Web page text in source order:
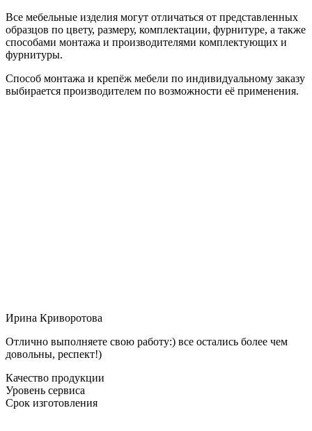
Все мебельные изделия могут отличаться от представленных
образцов по цвету, размеру, комплектации, фурнитуре, а также
способами монтажа и производителями комплектующих и
фурнитуры.
Способ монтажа и крепёж мебели по индивидуальному заказу
выбирается производителем по возможности её применения.
Ирина Криворотова
Отлично выполняете свою работу:) все остались более чем
довольны, респект!)
Качество продукции
Уровень сервиса
Срок изготовления